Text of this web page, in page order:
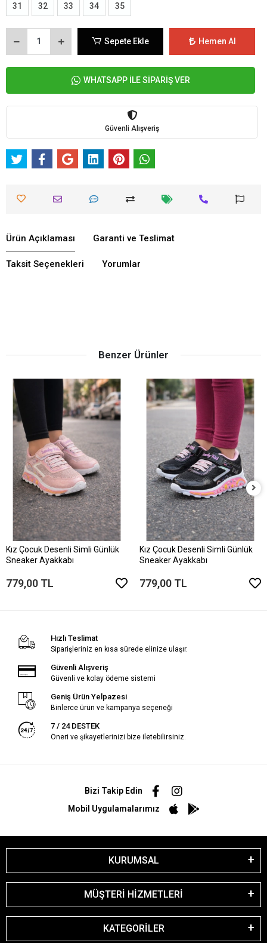
31 32 33 34 35
Sepete Ekle Hemen Al
WHATSAPP İLE SİPARİŞ VER
Güvenli Alışveriş
Ürün Açıklaması Garanti ve Teslimat
Taksit Seçenekleri Yorumlar
Benzer Ürünler
Kız Çocuk Desenli Simli Günlük
Sneaker Ayakkabı
779,00 TL
Kız Çocuk Desenli Simli Günlük
Sneaker Ayakkabı
779,00 TL
Hızlı Teslimat
Siparişleriniz en kısa sürede elinize ulaşır.
Güvenli Alışveriş
Güvenli ve kolay ödeme sistemi
Geniş Ürün Yelpazesi
Binlerce ürün ve kampanya seçeneği
7 / 24 DESTEK
Öneri ve şikayetlerinizi bize iletebilirsiniz.
Bizi Takip Edin
Mobil Uygulamalarımız
KURUMSAL
MÜŞTERİ HİZMETLERİ
KATEGORİLER